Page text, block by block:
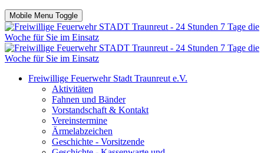
Mobile Menu Toggle
Freiwillige Feuerwehr Stadt Traunreut e.V.
Aktivitäten
Fahnen und Bänder
Vorstandschaft & Kontakt
Vereinstermine
Ärmelabzeichen
Geschichte - Vorsitzende